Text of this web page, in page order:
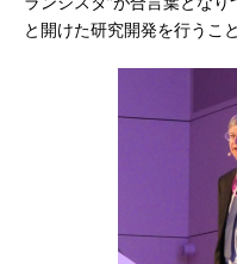
と開けた研究開発を行うこ